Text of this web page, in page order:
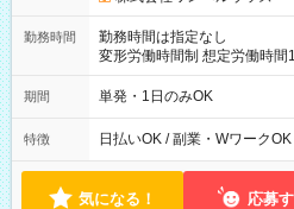
勤務時間
勤務時間は指定なし
変形労働時間制 想定労働時間160時間/月 【シ
～22：00
期間 単発・1日のみOK
特徴 日払いOK / 副業・Wワーク
気になる！ 応募